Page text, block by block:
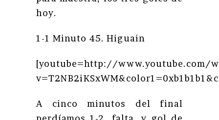
hoy.
1-1 Minuto 45. Higuain
[youtube=http://www.youtube.com/
A cinco minutos del final